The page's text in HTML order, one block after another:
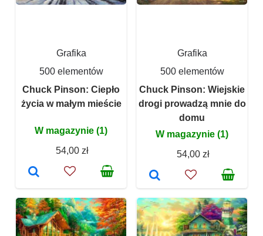
Grafika
500 elementów
Chuck Pinson: Ciepło
życia w małym mieście
W magazynie (1)
54,00 zł
Grafika
500 elementów
Chuck Pinson: Wiejskie
drogi prowadzą mnie do
domu
W magazynie (1)
54,00 zł